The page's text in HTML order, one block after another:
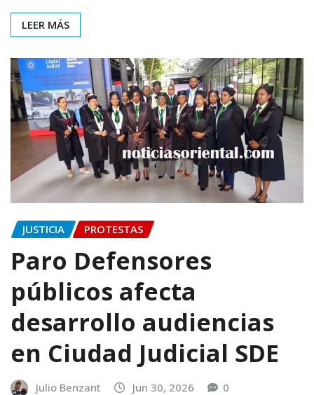
LEER MÁS
JUSTICIA PROTESTAS
Paro Defensores
públicos afecta
desarrollo audiencias
en Ciudad Judicial SDE
Julio Benzant Jun 30, 2026 0